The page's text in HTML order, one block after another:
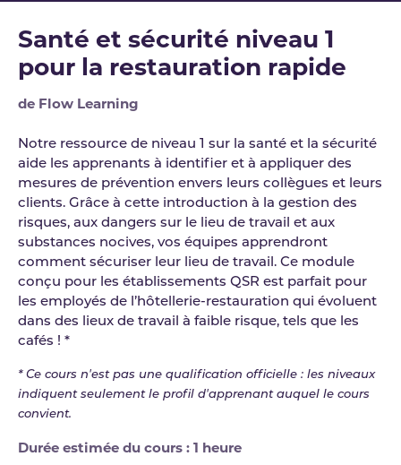
Santé et sécurité niveau 1
pour la restauration rapide
de Flow Learning
Notre ressource de niveau 1 sur la santé et la sécurité
aide les apprenants à identifier et à appliquer des
mesures de prévention envers leurs collègues et leurs
clients. Grâce à cette introduction à la gestion des
risques, aux dangers sur le lieu de travail et aux
substances nocives, vos équipes apprendront
comment sécuriser leur lieu de travail. Ce module
conçu pour les établissements QSR est parfait pour
les employés de l’hôtellerie-restauration qui évoluent
dans des lieux de travail à faible risque, tels que les
cafés ! *
* Ce cours n'est pas une qualification officielle : les niveaux
indiquent seulement le profil d'apprenant auquel le cours
convient.
Durée estimée du cours : 1 heure